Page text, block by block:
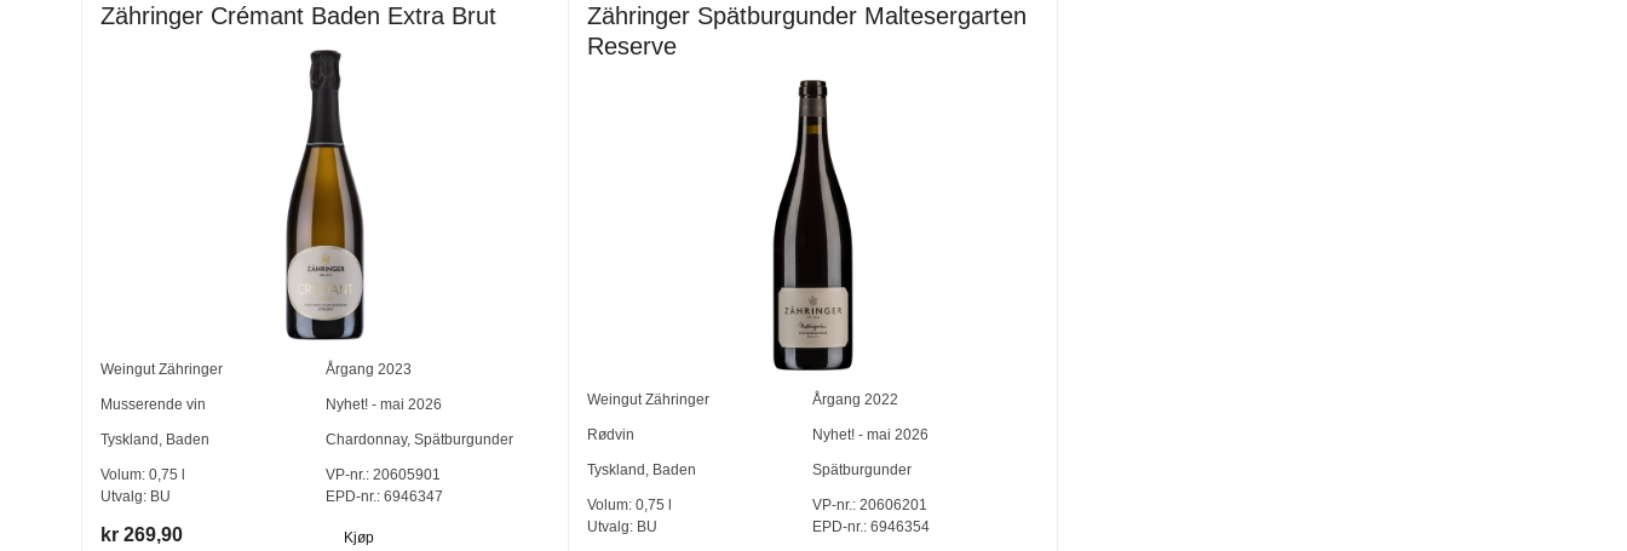
Zähringer Crémant Baden Extra Brut
Weingut Zähringer Årgang 2023
Musserende vin Nyhet! - mai 2026
Tyskland, Baden Chardonnay, Spätburgunder
Volum:0,75 l
Utvalg: BU
VP-nr.:20605901
EPD-nr.: 6946347
kr 269,90 Kjøp
Zähringer Spätburgunder Maltesergarten
Reserve
Weingut Zähringer Årgang2022
Rødvin Nyhet! - mai 2026
Tyskland, Baden Spätburgunder
Volum:0,75 l
Utvalg: BU
VP-nr.: 20606201
EPD-nr.: 6946354